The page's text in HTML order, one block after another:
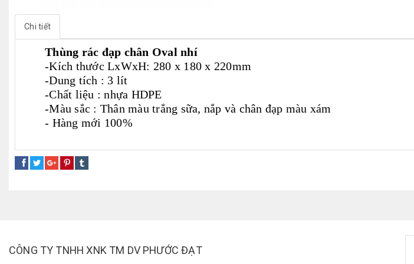
Chi tiết
Thùng rác đạp chân Oval nhí
-Kích thước LxWxH: 280 x 180 x 220mm
-Dung tích : 3 lít
-Chất liệu : nhựa HDPE
-Màu sắc : Thân màu trắng sữa, nắp và chân đạp màu xám
- Hàng mới 100%
CÔNG TY TNHH XNK TM DV PHƯỚC ĐẠT